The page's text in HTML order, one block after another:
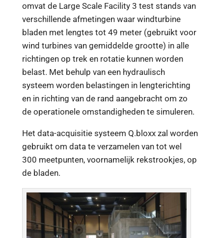
omvat de Large Scale Facility 3 test stands van
verschillende afmetingen waar windturbine
bladen met lengtes tot 49 meter (gebruikt voor
wind turbines van gemiddelde grootte) in alle
richtingen op trek en rotatie kunnen worden
belast. Met behulp van een hydraulisch
systeem worden belastingen in lengterichting
en in richting van de rand aangebracht om zo
de operationele omstandigheden te simuleren.
Het data-acquisitie systeem Q.bloxx zal worden
gebruikt om data te verzamelen van tot wel
300 meetpunten, voornamelijk rekstrookjes, op
de bladen.